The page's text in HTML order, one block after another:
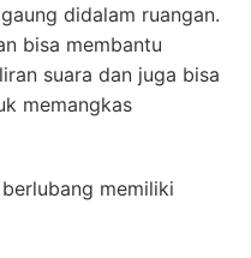
didalam ruangan.
bisa membantu
suara dan juga bisa
memangkas
memiliki